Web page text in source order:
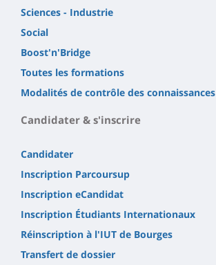
Sciences - Industrie
Social
Boost'n'Bridge
Toutes les formations
Modalités de contrôle des connaissances
Candidater & s'inscrire
Candidater
Inscription Parcoursup
Inscription eCandidat
Inscription Étudiants Internationaux
Réinscription à l'IUT de Bourges
Transfert de dossier